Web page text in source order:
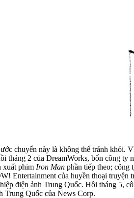
chuyển này là không thể tránh khỏi.
tháng 2 của DreamWorks, bốn công
xuất phim Iron Man phần tiếp theo; công
Entertainment của huyền thoại
điện ảnh Trung Quốc. Hồi tháng 5,
Trung Quốc của News Corp.